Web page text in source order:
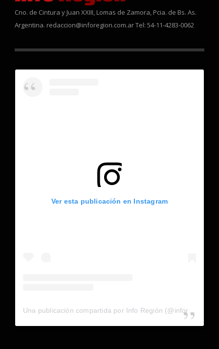
Cno. de Cintura y Juan XXIII, Lomas de Zamora, Pcia. de Bs. As.
Argentina. redaccion@inforegion.com.ar Tel: 54-11-4283-0062
Ver esta publicación en Instagram
Una publicación compartida por Info Región (@inforegion_redes)